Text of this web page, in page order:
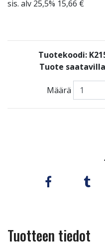
sis. alv 25,5% 15,66 €
Tuotekoodi:
Tuote
Määrä
Tuotteen tiedot